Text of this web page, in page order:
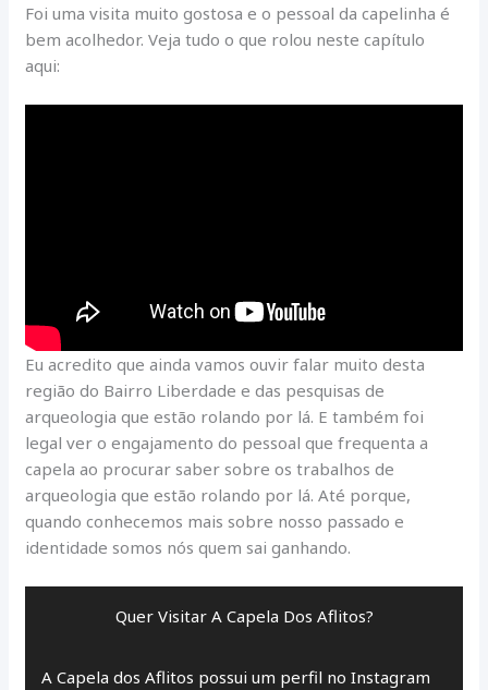
Foi uma visita muito gostosa e o pessoal da capelinha é
bem acolhedor. Veja tudo o que rolou neste capítulo
aqui:
Eu acredito que ainda vamos ouvir falar muito desta
região do Bairro Liberdade e das pesquisas de
arqueologia que estão rolando por lá. E também foi
legal ver o engajamento do pessoal que frequenta a
capela ao procurar saber sobre os trabalhos de
arqueologia que estão rolando por lá. Até porque,
quando conhecemos mais sobre nosso passado e
identidade somos nós quem sai ganhando.
Quer Visitar A Capela Dos Aflitos?
A Capela dos Aflitos possui um perfil no Instagram